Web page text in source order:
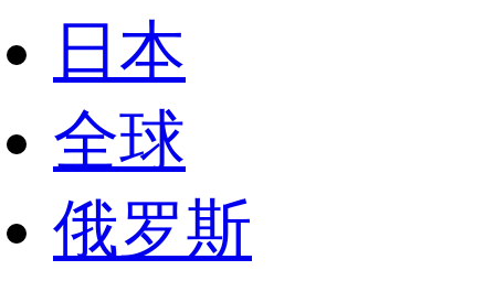
日本
全球
俄罗斯